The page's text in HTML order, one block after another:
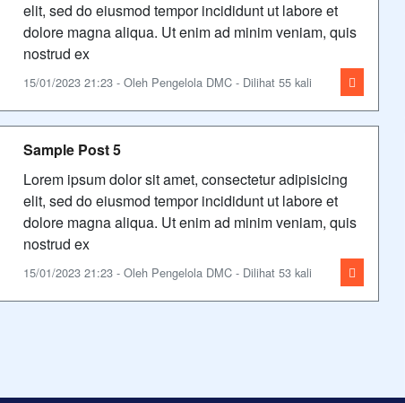
elit, sed do eiusmod tempor incididunt ut labore et
dolore magna aliqua. Ut enim ad minim veniam, quis
nostrud ex
15/01/2023 21:23 - Oleh Pengelola DMC - Dilihat 55 kali
Sample Post 5
Lorem ipsum dolor sit amet, consectetur adipisicing
elit, sed do eiusmod tempor incididunt ut labore et
dolore magna aliqua. Ut enim ad minim veniam, quis
nostrud ex
15/01/2023 21:23 - Oleh Pengelola DMC - Dilihat 53 kali